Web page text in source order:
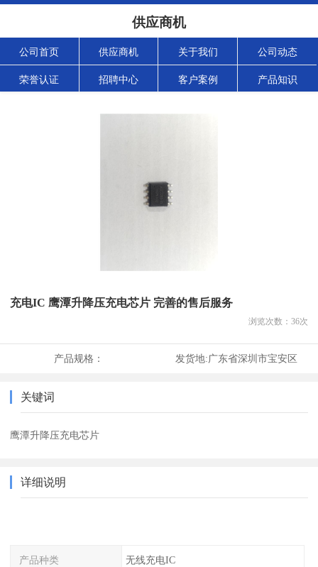
供应商机
公司首页 供应商机 关于我们 公司动态
荣誉认证 招聘中心 客户案例 产品知识
充电IC 鹰潭升降压充电芯片 完善的售后服务
浏览次数： 36次
产品规格： 发货地:广东省深圳市宝安区
关键词
鹰潭升降压充电芯片
详细说明
产品种类 无线充电IC